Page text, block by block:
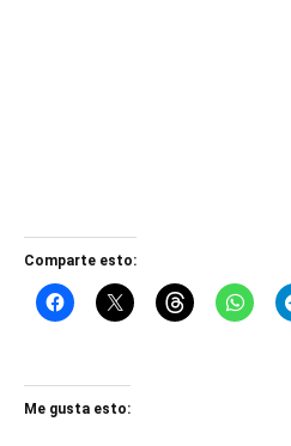
Comparte esto:
Me gusta esto: